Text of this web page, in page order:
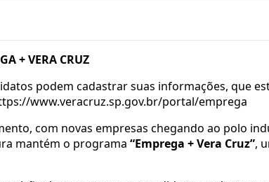
+ VERA CRUZ
podem cadastrar suas informações, que
www.veracruz.sp.gov.br/portal/emprega
com novas empresas chegando ao polo
mantém o programa “Emprega + Vera Cruz”,